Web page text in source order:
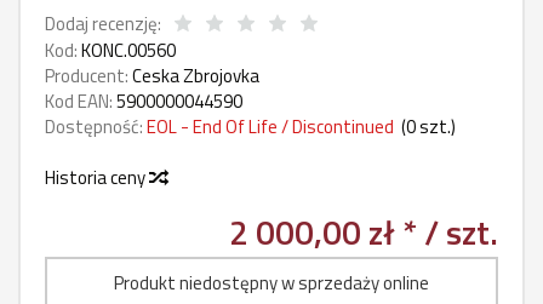
Dodaj recenzję:
Kod:KONC.00560
Producent:Ceska Zbrojovka
Kod EAN:5900000044590
Dostępność:EOL - End Of Life / Discontinued (0szt.)
Historia ceny
2 000,00 zł */ szt.
Produkt niedostępny w sprzedaży online